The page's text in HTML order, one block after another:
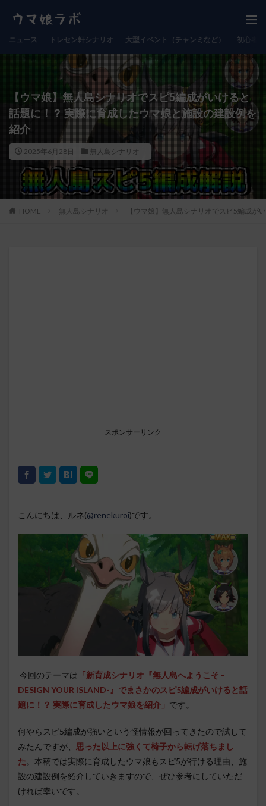
ニュース トレセン軒シナリオ 大型イベント（チャンミなど） 初心者
【ウマ娘】無人島シナリオでスピ5編成がいけると
話題に！？ 実際に育成したウマ娘と施設の建設例を
紹介
2025年6月28日 無人島シナリオ
HOME 無人島シナリオ 【ウマ娘】無人島シナリオでスピ5編成が
スポンサーリンク
こんにちは、ルネ(@renekuroi)です。
今回のテーマは 「新育成シナリオ『無人島へようこそ -
DESIGN YOUR ISLAND-』でまさかのスピ5編成がいけると話
題に！？ 実際に育成したウマ娘を紹介」 です。
何やらスピ5編成が強いという怪情報が回ってきたので試して
みたんですが、 思った以上に強くて椅子から転げ落ちまし
た。本稿では実際に育成したウマ娘もスピ5が行ける理由、施
設の建設例を紹介していきますので、ぜひ参考にしていただ
ければ幸いです。